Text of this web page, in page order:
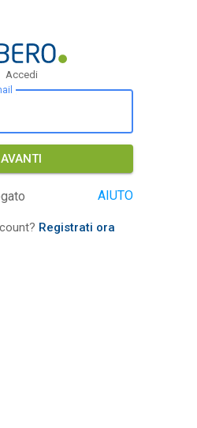
Accedi
AVANTI
AIUTO
Registrati ora